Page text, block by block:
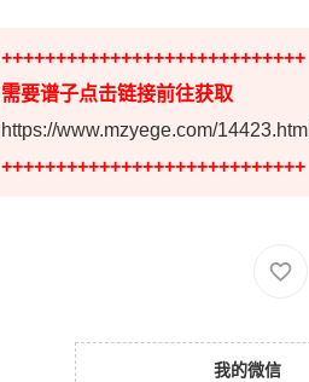
++++++++++++++++++++++++++++
需要谱子点击链接前往获取
https://www.mzyege.com/14423.html
++++++++++++++++++++++++++++
我的微信